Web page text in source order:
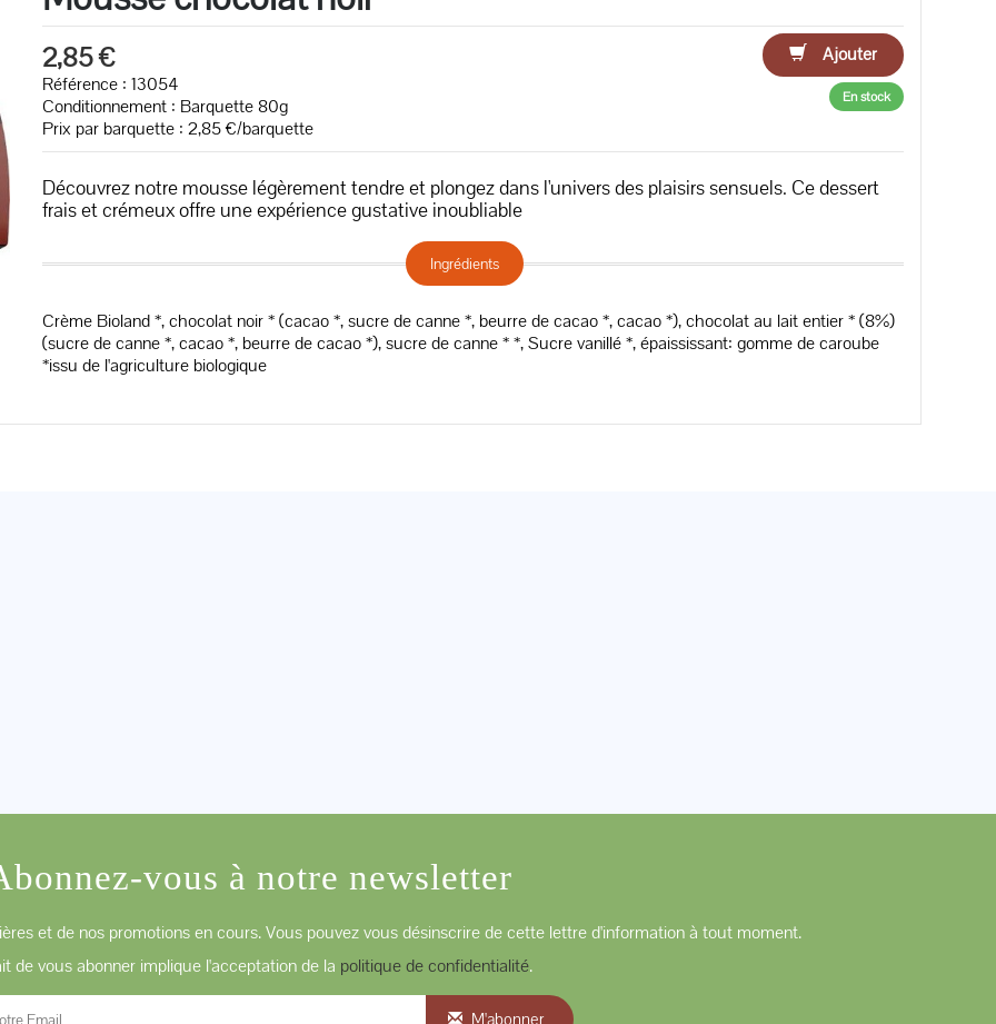
2,85 €
Ajouter
Référence : 13054
Conditionnement : Barquette 80g
Prix par barquette : 2,85 €/barquette
En stock
Découvrez notre mousse légèrement tendre et plongez dans l'univers des plaisirs sensuels. Ce dessert
frais et crémeux offre une expérience gustative inoubliable
Ingrédients
Crème Bioland *, chocolat noir * (cacao *, sucre de canne *, beurre de cacao *, cacao *), chocolat au lait entier * (8%)
(sucre de canne *, cacao *, beurre de cacao *), sucre de canne * *, Sucre vanillé *, épaississant: gomme de caroube
*issu de l'agriculture biologique
vous à notre newsletter
et de nos promotions en cours. Vous pouvez vous désinscrire de cette lettre d'information à tout moment.
de vous abonner implique l'acceptation de la politique de confidentialité.
M'abonner